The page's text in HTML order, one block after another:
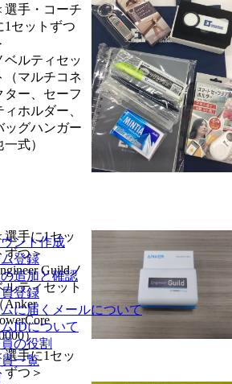
ント作成
登録
追加と確認
登録
に届くメールについて
IDについて
の役割
一覧
選手・コーチ
1セットずつ
ベルティセッ
（マルチコネ
ター、セーフ
ィホルダー、
ッグハンガー
一式）
選手に1セッ
ずつ＞
Guildノ
ルティセット
Anker
）
選手に1セッ
ずつ＞